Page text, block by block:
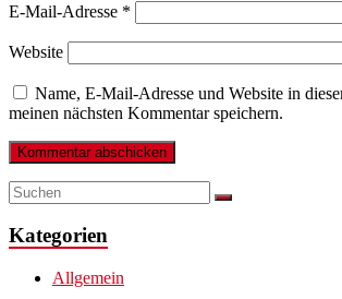
E-Mail-Adresse *
Website
Name, E-Mail-Adresse und Website in
meinen nächsten Kommentar speichern.
Kategorien
Allgemein